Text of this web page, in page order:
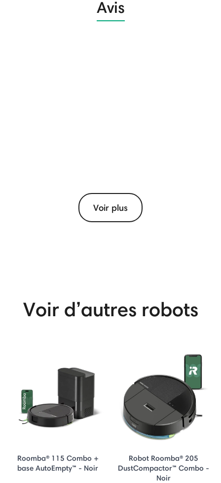
Avis
Voir plus
Voir d’autres robots
Roomba® 115 Combo +
base AutoEmpty™ - Noir
Robot Roomba® 205
DustCompactor™ Combo -
Noir